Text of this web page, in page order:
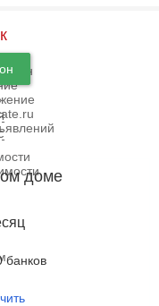
цен
доме
банков